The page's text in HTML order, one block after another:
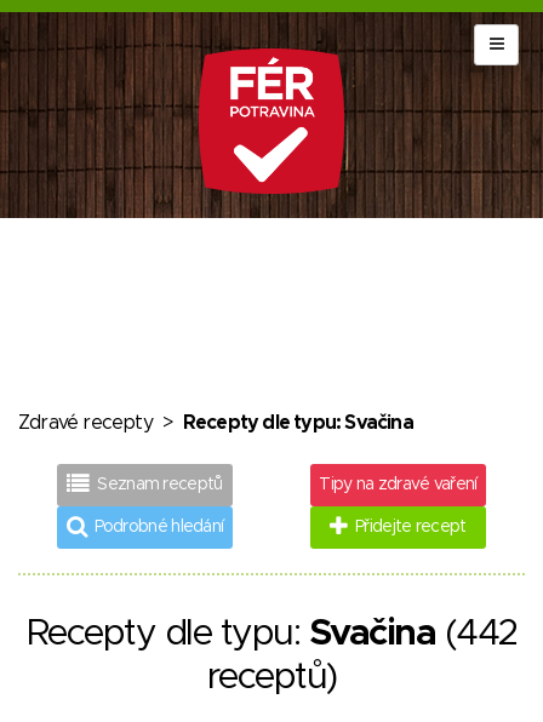
Zdravé recepty> Recepty dle typu: Svačina
Seznam receptů Tipy na zdravé vaření
Podrobné hledání Přidejte recept
Recepty dle typu: Svačina (442
receptů)